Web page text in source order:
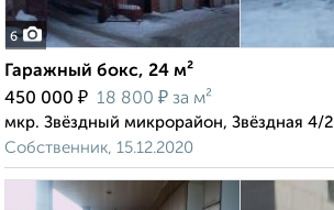
6
Гаражный бокс, 24 м²
450 000 ₽ 18 800 ₽ за м²
мкр. Звёздный микрорайон, Звёздная 4/2
Собственник, 15.12.2020